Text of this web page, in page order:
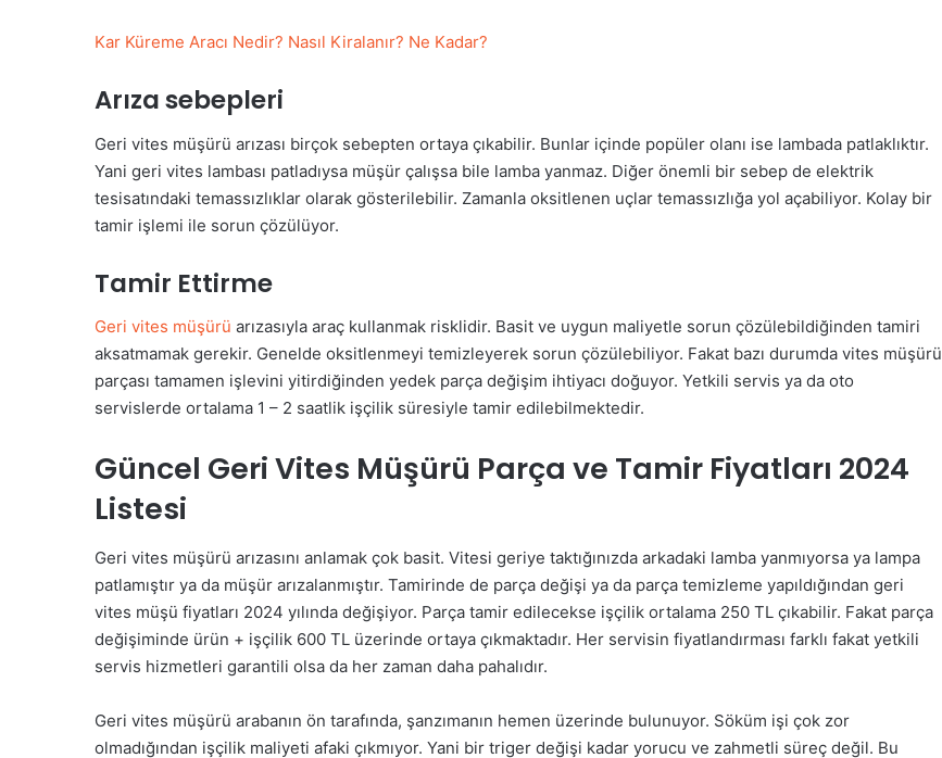
Kar Küreme Aracı Nedir? Nasıl Kiralanır? Ne Kadar?
Arıza sebepleri
Geri vites müşürü arızası birçok sebepten ortaya çıkabilir. Bunlar içinde popüler olanı ise lambada patlaklıktır.
Yani geri vites lambası patladıysa müşür çalışsa bile lamba yanmaz. Diğer önemli bir sebep de elektrik
tesisatındaki temassızlıklar olarak gösterilebilir. Zamanla oksitlenen uçlar temassızlığa yol açabiliyor. Kolay bir
tamir işlemi ile sorun çözülüyor.
Tamir Ettirme
Geri vites müşürü arızasıyla araç kullanmak risklidir. Basit ve uygun maliyetle sorun çözülebildiğinden tamiri
aksatmamak gerekir. Genelde oksitlenmeyi temizleyerek sorun çözülebiliyor. Fakat bazı durumda vites müşürü
parçası tamamen işlevini yitirdiğinden yedek parça değişim ihtiyacı doğuyor. Yetkili servis ya da oto
servislerde ortalama 1 – 2 saatlik işçilik süresiyle tamir edilebilmektedir.
Güncel Geri Vites Müşürü Parça ve Tamir Fiyatları 2024
Listesi
Geri vites müşürü arızasını anlamak çok basit. Vitesi geriye taktığınızda arkadaki lamba yanmıyorsa ya lampa
patlamıştır ya da müşür arızalanmıştır. Tamirinde de parça değişi ya da parça temizleme yapıldığından geri
vites müşü fiyatları 2024 yılında değişiyor. Parça tamir edilecekse işçilik ortalama 250 TL çıkabilir. Fakat parça
değişiminde ürün + işçilik 600 TL üzerinde ortaya çıkmaktadır. Her servisin fiyatlandırması farklı fakat yetkili
servis hizmetleri garantili olsa da her zaman daha pahalıdır.
Geri vites müşürü arabanın ön tarafında, şanzımanın hemen üzerinde bulunuyor. Söküm işi çok zor
olmadığından işçilik maliyeti afaki çıkmıyor. Yani bir triger değişi kadar yorucu ve zahmetli süreç değil. Bu